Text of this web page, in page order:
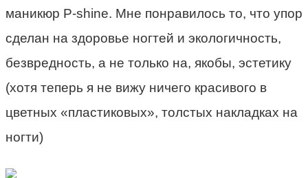
маникюр P-shine. Мне понравилось то, что упор
сделан на здоровье ногтей и экологичность,
безвредность, а не только на, якобы, эстетику
(хотя теперь я не вижу ничего красивого в
цветных «пластиковых», толстых накладках на
ногти)